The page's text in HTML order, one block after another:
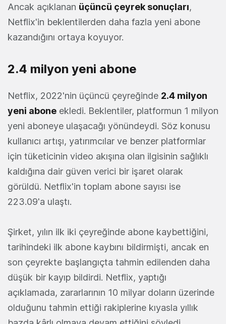
Ancak açıklanan üçüncü çeyrek sonuçları,
Netflix'in beklentilerden daha fazla yeni abone
kazandığını ortaya koyuyor.
2.4 milyon yeni abone
Netflix, 2022'nin üçüncü çeyreğinde 2.4 milyon
yeni abone ekledi. Beklentiler, platformun 1 milyon
yeni aboneye ulaşacağı yönündeydi. Söz konusu
kullanıcı artışı, yatırımcılar ve benzer platformlar
için tüketicinin video akışına olan ilgisinin sağlıklı
kaldığına dair güven verici bir işaret olarak
görüldü. Netflix'in toplam abone sayısı ise
223.09'a ulaştı.
Şirket, yılın ilk iki çeyreğinde abone kaybettiğini,
tarihindeki ilk abone kaybını bildirmişti, ancak en
son çeyrekte başlangıçta tahmin edilenden daha
düşük bir kayıp bildirdi. Netflix, yaptığı
açıklamada, zararlarının 10 milyar doların üzerinde
olduğunu tahmin ettiği rakiplerine kıyasla yıllık